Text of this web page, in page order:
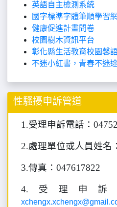
英語自主檢測系統
國字標準字體筆順學習網
健康促進計畫問卷
校園樹木資訊平台
彰化縣生活教育校園馨
不迷小紅書，青春不迷
性騷擾申訴管道
1.受理申訴電話：
2.處理單位或人員姓名
3.傳真：047617822
4. 受理申訴